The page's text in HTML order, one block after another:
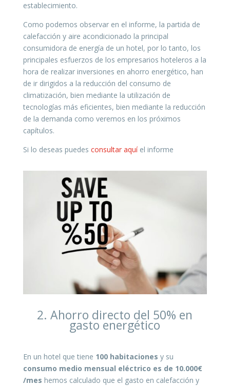
establecimiento.
Como podemos observar en el informe, la partida de
calefacción y aire acondicionado la principal
consumidora de energía de un hotel, por lo tanto, los
principales esfuerzos de los empresarios hoteleros a la
hora de realizar inversiones en ahorro energético, han
de ir dirigidos a la reducción del consumo de
climatización, bien mediante la utilización de
tecnologías más eficientes, bien mediante la reducción
de la demanda como veremos en los próximos
capítulos.
Si lo deseas puedes consultar aquíel informe
2. Ahorro directo del 50% en
gasto energético
En un hotel que tiene 100 habitaciones y su
consumo medio mensual eléctrico es de 10.000€
/mes hemos calculado que el gasto en calefacción y